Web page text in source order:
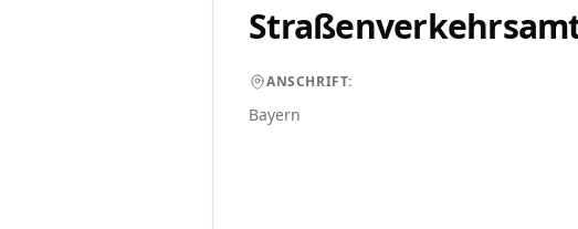
ANSCHRIFT:
Bayern